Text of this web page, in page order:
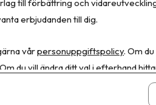
vid Sahlgrenska
till förbättring och
erbjudanden till dig.
vårpersonuppgiftspolicy. Om
. Om du vill ändra ditt val i efterhand